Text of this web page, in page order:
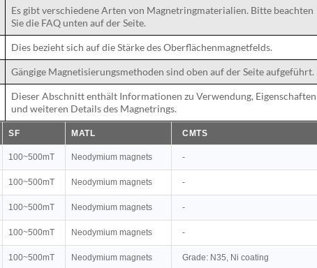
Es gibt verschiedene Arten von Magnetringmaterialien. Bitte beachten
Sie die FAQ unten auf der Seite.
Dies bezieht sich auf die Stärke des Oberflächenmagnetfelds.
Gängige Magnetisierungsmethoden sind oben auf der Seite aufgeführt.
Dieser Abschnitt enthält Informationen zu Verwendung, Eigenschaften
und weiteren Details des Magnetrings.
SF MATL CMTS
100~500mT Neodymium magnets -
100~500mT Neodymium magnets -
100~500mT Neodymium magnets -
100~500mT Neodymium magnets -
100~500mT Neodymium magnets Grade: N35, Ni coating